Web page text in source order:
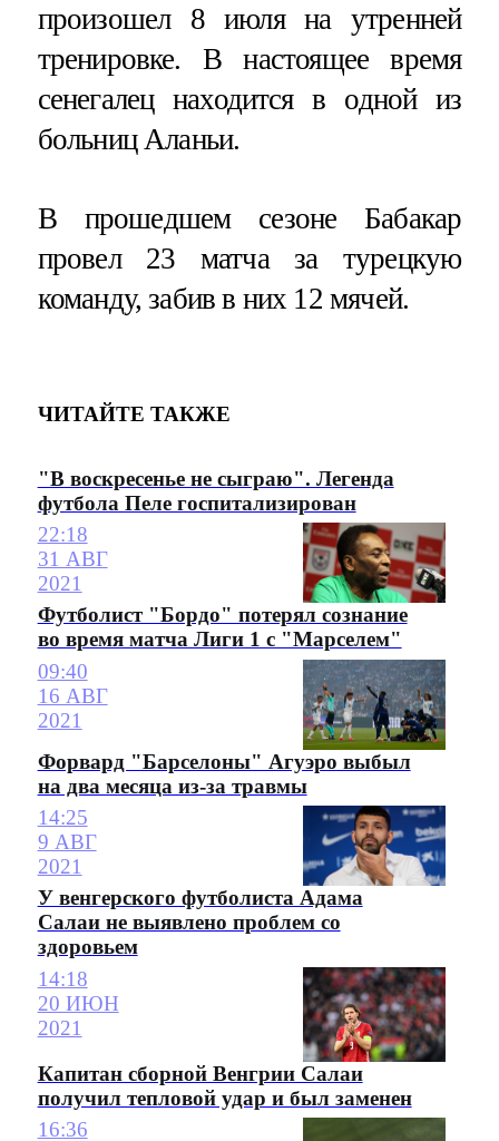
произошел 8 июля на утренней
тренировке. В настоящее время
сенегалец находится в одной из
больниц Аланьи.
В прошедшем сезоне Бабакар
провел 23 матча за турецкую
команду, забив в них 12 мячей.
ЧИТАЙТЕ ТАКЖЕ
"В воскресенье не сыграю". Легенда
футбола Пеле госпитализирован
22:18
31 АВГ
2021
Футболист "Бордо" потерял сознание
во время матча Лиги 1 с "Марселем"
09:40
16 АВГ
2021
Форвард "Барселоны" Агуэро выбыл
на два месяца из-за травмы
14:25
9 АВГ
2021
У венгерского футболиста Адама
Салаи не выявлено проблем со
здоровьем
14:18
20 ИЮН
2021
Капитан сборной Венгрии Салаи
получил тепловой удар и был заменен
16:36